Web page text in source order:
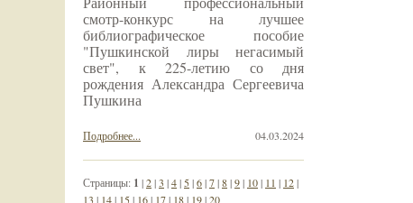
смотр-конкурс на лучшее
библиографическое пособие
"Пушкинской лиры негасимый
свет", к 225-летию со дня
рождения Александра Сергеевича
Пушкина
04.03.2024
Подробнее...
Страницы: 1 |2|3 |4| 5|6|7|8|9| 10| 11 | 12|
13 | 14| 15| 16| 17| 18| 19|20